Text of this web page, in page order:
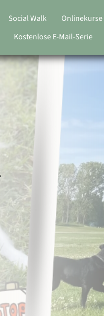
Social Walk Onlinekurse
Kostenlose E-Mail-Serie